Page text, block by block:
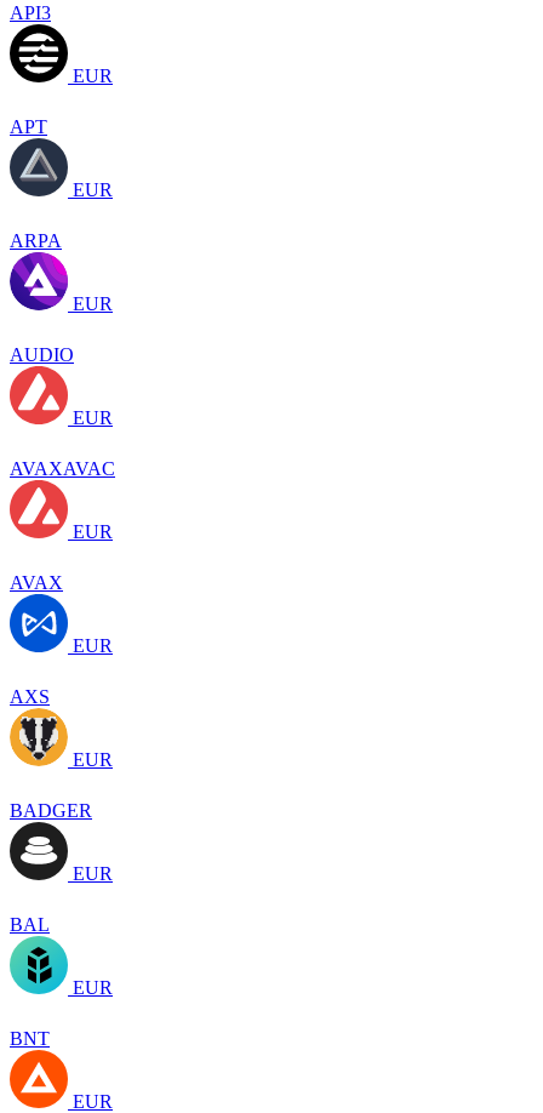
API3
EUR
APT
EUR
ARPA
EUR
AUDIO
EUR
AVAXAVAC
EUR
AVAX
EUR
AXS
EUR
BADGER
EUR
BAL
EUR
BNT
EUR